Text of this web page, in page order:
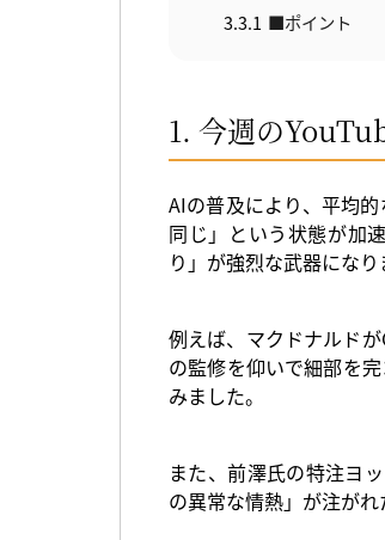
3.3.1 ■ポイント
1. 今週の
AIの普及により、平均
同じ」という状態が加
り」が強烈な武器になり
例えば、マクドナルド
の監修を仰いで細部を
みました。
また、前澤氏の特注ヨ
の異常な情熱」が注が